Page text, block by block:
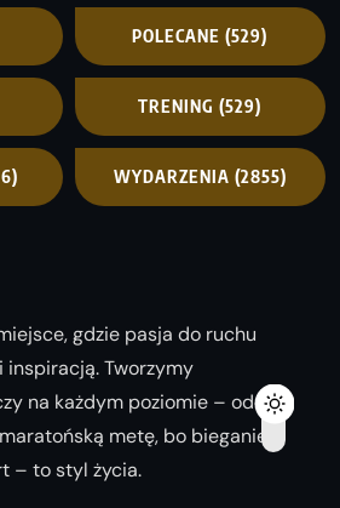
POLECANE (529)
TRENING (529)
WYDARZENIA (2855)
gdzie pasja do ruchu
inspiracją. Tworzymy
na każdym poziomie – od
metę, bo bieganie
– to styl życia.